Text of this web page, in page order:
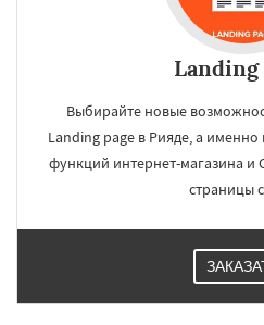
Landing
Выбирайте новые
Landing page в Рияде, а
функций интернет-магазина и
страницы